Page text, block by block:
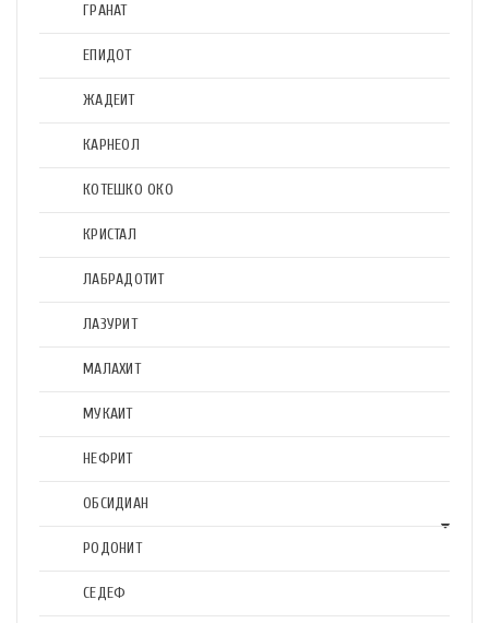
ГРАНАТ
ЕПИДОТ
ЖАДЕИТ
КАРНЕОЛ
КОТЕШКО ОКО
КРИСТАЛ
ЛАБРАДОТИТ
ЛАЗУРИТ
МАЛАХИТ
МУКАИТ
НЕФРИТ
ОБСИДИАН
РОДОНИТ
СЕДЕФ